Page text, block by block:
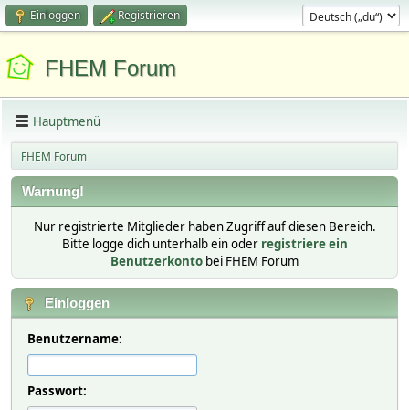
Einloggen Registrieren
FHEM Forum
Hauptmenü
FHEM Forum
Warnung!
Nur registrierte Mitglieder haben Zugriff auf diesen Bereich.
Bitte logge dich unterhalb ein oder registriere ein
Benutzerkonto bei FHEM Forum
Einloggen
Benutzername:
Passwort: